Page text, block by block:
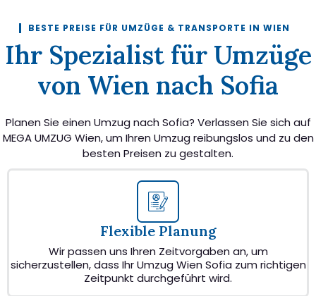
BESTE PREISE FÜR UMZÜGE & TRANSPORTE IN WIEN
Ihr Spezialist für Umzüge
von Wien nach Sofia
Planen Sie einen Umzug nach Sofia? Verlassen Sie sich auf
MEGA UMZUG Wien, um Ihren Umzug reibungslos und zu den
besten Preisen zu gestalten.
Flexible Planung
Wir passen uns Ihren Zeitvorgaben an, um
sicherzustellen, dass Ihr Umzug Wien Sofia zum richtigen
Zeitpunkt durchgeführt wird.